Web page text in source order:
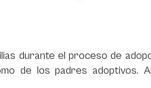
durante el proceso de
de los padres adoptivos.